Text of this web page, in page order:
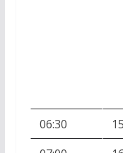
06:30